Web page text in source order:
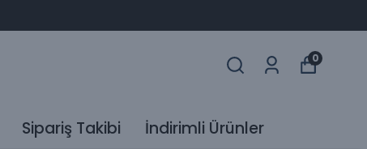
Sipariş Takibi İndirimli Ürünler
0